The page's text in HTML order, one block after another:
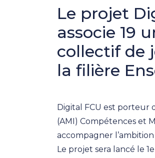
Le projet
associe 19
collectif de
la filière
Digital FCU est porteur
(AMI) Compétences et
accompagner
Le projet sera lancé le